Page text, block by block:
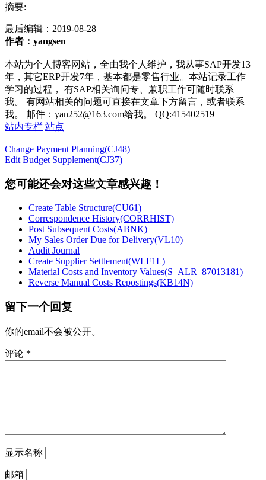
摘要:
最后编辑： 2019-08-28
作者：yangsen
本站为个人博客网站，全由我个人维护，我从事SAP开发13
年，其它ERP开发7年，基本都是零售行业。本站记录工作
学习的过程， 有SAP相关询问专、兼职工作可随时联系
我。 有网站相关的问题可直接在文章下方留言，或者联系
我。 邮件：yan252@163.com给我。 QQ:415402519
站内专栏 站点
Change Payment Planning(CJ48)
Edit Budget Supplement(CJ37)
您可能还会对这些文章感兴趣！
Create Table Structure(CU61)
Correspondence History(CORRHIST)
Post Subsequent Costs(ABNK)
My Sales Order Due for Delivery(VL10)
Audit Journal
Create Supplier Settlement(WLF1L)
Material Costs and Inventory Values(S_ALR_87013181)
Reverse Manual Costs Repostings(KB14N)
留下一个回复
你的email不会被公开。
评论 *
显示名称
邮箱